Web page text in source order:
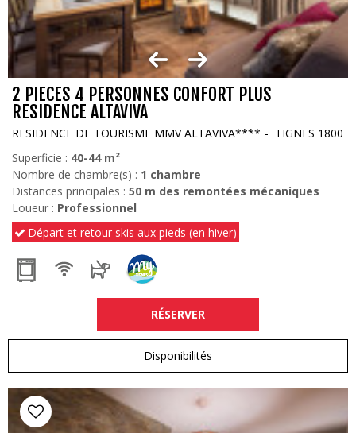
2 PIECES 4 PERSONNES CONFORT PLUS
RESIDENCE ALTAVIVA
RESIDENCE DE TOURISME MMV ALTAVIVA****
TIGNES 1800
Superficie : 40-44 m²
Nombre de chambre(s) : 1 chambre
Distances principales : 50 m des remontées mécaniques
Loueur : Professionnel
Départ et retour skis aux pieds (en hiver)
RÉSERVER
Disponibilités